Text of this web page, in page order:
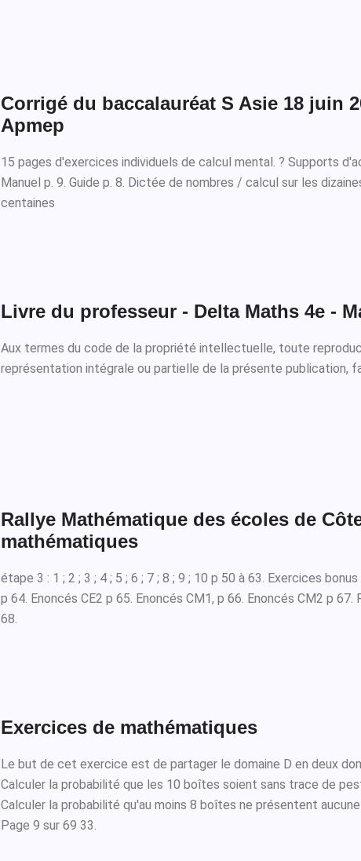
Corrigé du baccalauréat S Asie 18 juin
Apmep
15 pages d'exercices individuels de calcul mental. ? Supports
Manuel p. 9. Guide p. 8. Dictée de nombres / calcul sur les
centaines
Livre du professeur - Delta Maths 4e -
Aux termes du code de la propriété intellectuelle, toute
représentation intégrale ou partielle de la présente publication,
Rallye Mathématique des écoles de
mathématiques
étape 3 : 1 ; 2 ; 3 ; 4 ; 5 ; 6 ; 7 ; 8 ; 9 ; 10 p 50 à 63. Exercices
p 64. Enoncés CE2 p 65. Enoncés CM1, p 66. Enoncés CM2 p 67.
68.
Exercices de mathématiques
Le but de cet exercice est de partager le domaine D en deux
Calculer la probabilité que les 10 boîtes soient sans trace de
Calculer la probabilité qu'au moins 8 boîtes ne présentent
Page 9 sur 69 33.